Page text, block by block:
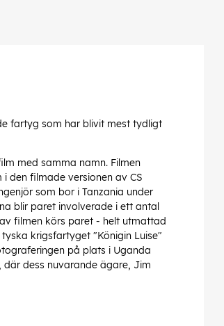
fartyg som har blivit mest tydligt
med samma namn. Filmen
den filmade versionen av CS
som bor i Tanzania under
blir paret involverade i ett antal
filmen körs paret - helt utmattad
krigsfartyget "Königin Luise"
på plats i Uganda
där dess nuvarande ägare, Jim